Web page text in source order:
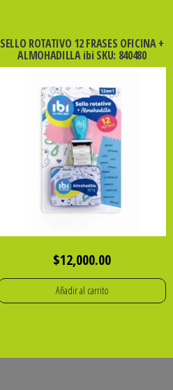
SELLO ROTATIVO 12 FRASES OFICINA +
ALMOHADILLA ibi SKU: 840480
$12,000.00
Añadir al carrito